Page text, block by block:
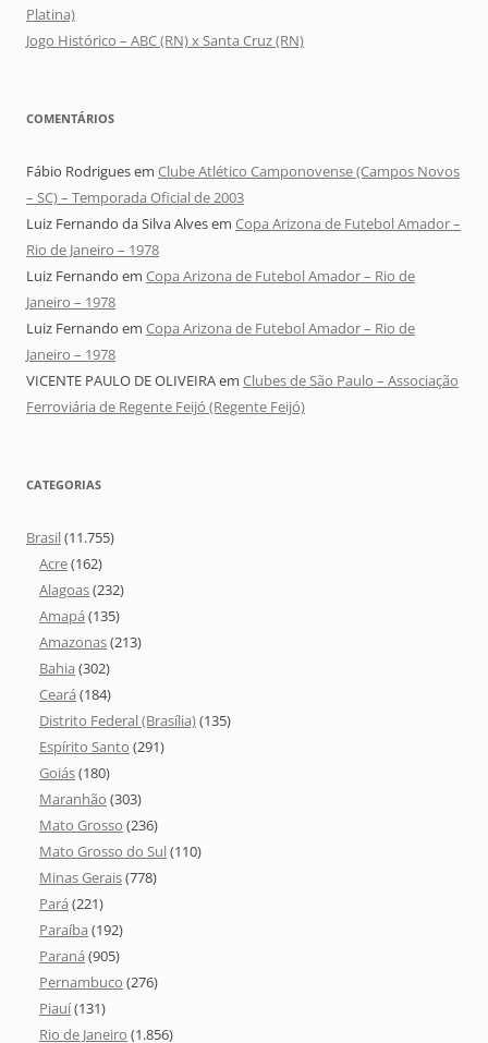
Platina)
Jogo Histórico – ABC (RN) x Santa Cruz (RN)
COMENTÁRIOS
Fábio Rodriguesem Clube Atlético Camponovense (Campos Novos
– SC) – Temporada Oficial de 2003
Luiz Fernando da Silva Alvesem Copa Arizona de Futebol Amador –
Rio de Janeiro – 1978
Luiz Fernando em Copa Arizona de Futebol Amador – Rio de
Janeiro – 1978
Luiz Fernando em Copa Arizona de Futebol Amador – Rio de
Janeiro – 1978
VICENTE PAULO DE OLIVEIRAem Clubes de São Paulo – Associação
Ferroviária de Regente Feijó (Regente Feijó)
CATEGORIAS
Brasil(11.755)
Acre(162)
Alagoas(232)
Amapá (135)
Amazonas(213)
Bahia (302)
Ceará (184)
Distrito Federal (Brasília)(135)
Espírito Santo (291)
Goiás(180)
Maranhão (303)
Mato Grosso (236)
Mato Grosso do Sul(110)
Minas Gerais(778)
Pará (221)
Paraíba (192)
Paraná (905)
Pernambuco (276)
Piauí(131)
Rio de Janeiro (1.856)